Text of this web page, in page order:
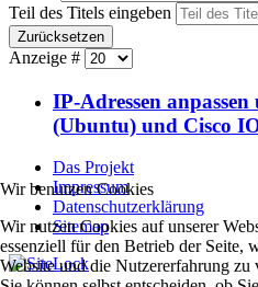
Teil des Titels eingeben
Zurücksetzen
Anzeige #
IP-Adressen
(Ubuntu) und Cisco
Das Projekt
Impressum
Datenschutzerklärung
Sitemap
Wir benutzen Cookies
Wir nutzen Cookies auf unserer
essenziell für den Betrieb der Seite,
Website und die Nutzererfahrung zu